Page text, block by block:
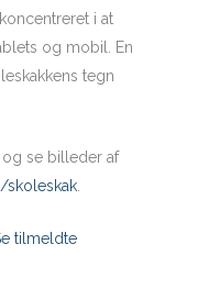
i at
og mobil. En
tegn
og se billeder af
skoleskak
tilmeldte